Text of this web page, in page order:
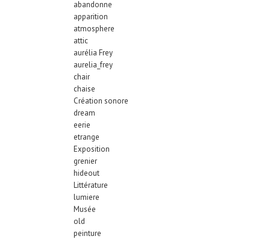
abandonne
apparition
atmosphere
attic
aurélia Frey
aurelia_frey
chair
chaise
Création sonore
dream
eerie
etrange
Exposition
grenier
hideout
Littérature
lumiere
Musée
old
peinture